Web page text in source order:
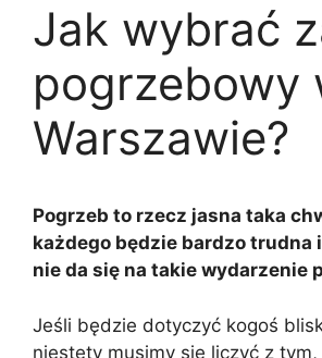
Jak wybrać
pogrzebowy
Warszawie?
Pogrzeb to rzecz jasna taka
każdego będzie bardzo trudna
nie da się na takie wydarzenie
Jeśli będzie dotyczyć kogoś
niestety musimy się liczyć z